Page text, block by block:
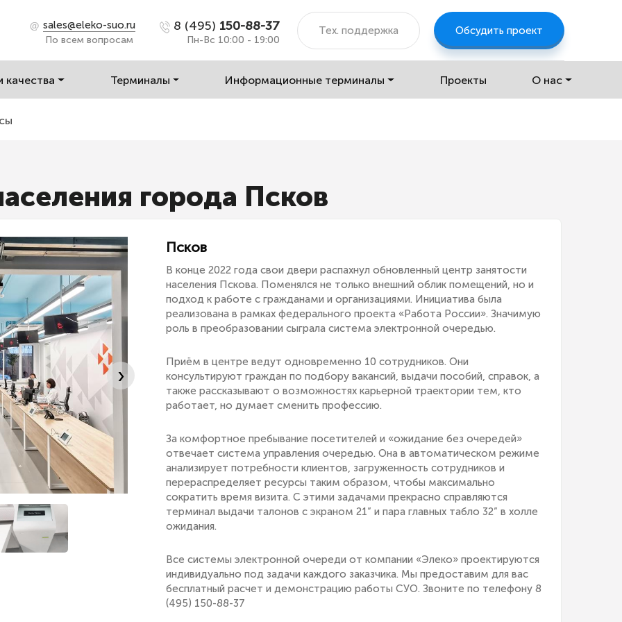
sales@eleko-suo.ru
По всем вопросам
8 (495) 150-88-37
Пн-Вс 10:00 - 19:00
Тех. поддержка Обсудить проект
качества Терминалы Информационные терминалы Проекты О нас
города Псков
›
Псков
В конце 2022 года свои двери распахнул обновленный центр занятости
населения Пскова. Поменялся не только внешний облик помещений, но и
подход к работе с гражданами и организациями. Инициатива была
реализована в рамках федерального проекта «Работа России». Значимую
роль в преобразовании сыграла система электронной очередью.
Приём в центре ведут одновременно 10 сотрудников. Они
консультируют граждан по подбору вакансий, выдачи пособий, справок, а
также рассказывают о возможностях карьерной траектории тем, кто
работает, но думает сменить профессию.
За комфортное пребывание посетителей и «ожидание без очередей»
отвечает система управления очередью. Она в автоматическом режиме
анализирует потребности клиентов, загруженность сотрудников и
перераспределяет ресурсы таким образом, чтобы максимально
сократить время визита. С этими задачами прекрасно справляются
терминал выдачи талонов с экраном 21” и пара главных табло 32” в холле
ожидания.
Все системы электронной очереди от компании «Элеко» проектируются
индивидуально под задачи каждого заказчика. Мы предоставим для вас
бесплатный расчет и демонстрацию работы СУО. Звоните по телефону 8
(495) 150-88-37